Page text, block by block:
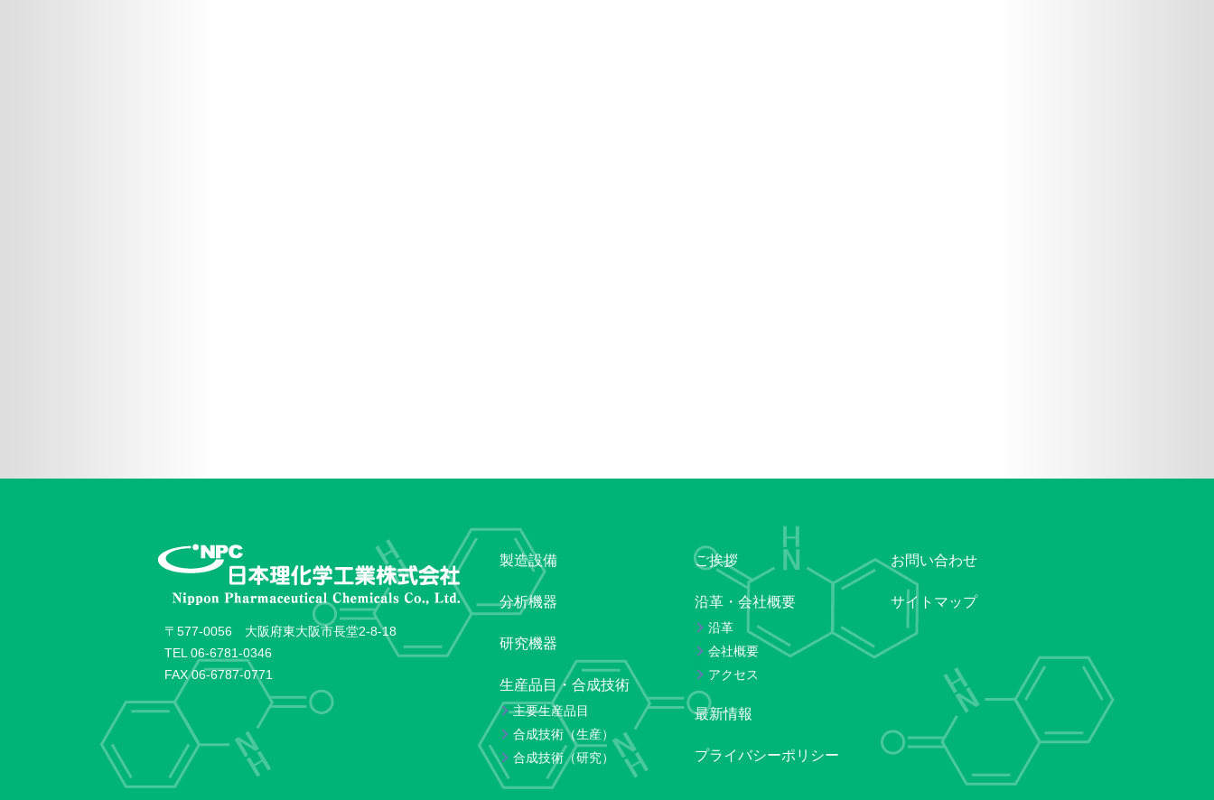
〒577-0056 大阪府東大阪市長堂2-8-18
TEL 06-6781-0346
FAX 06-6787-0771
製造設備
分析機器
研究機器
生産品目・合成技術
主要生産品目
合成技術（生産）
合成技術（研究）
ご挨拶
沿革・会社概要
沿革
会社概要
アクセス
最新情報
プライバシーポリシー
お問い合わせ
サイトマップ